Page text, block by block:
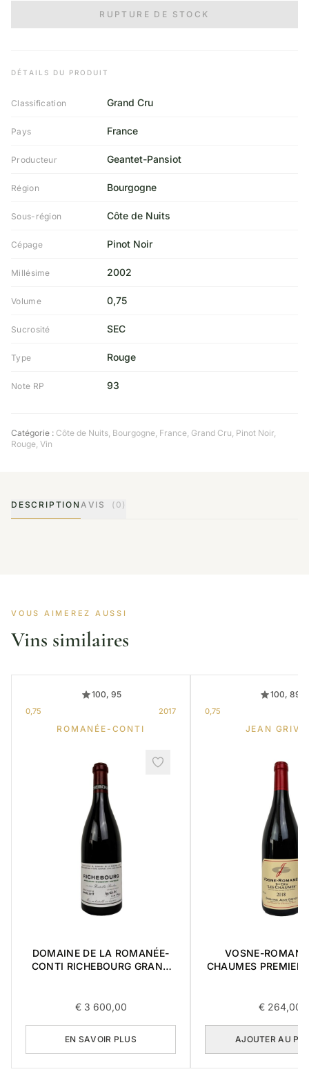
RUPTURE DE STOCK
DÉTAILS DU PRODUIT
Classification Grand Cru
Pays France
Producteur Geantet-Pansiot
Région Bourgogne
Sous-région Côte de Nuits
Cépage Pinot Noir
Millésime 2002
Volume 0,75
Sucrosité SEC
Type Rouge
Note RP 93
Catégorie : Côte de Nuits, Bourgogne, France, Grand Cru, Pinot Noir,
Rouge, Vin
DESCRIPTION AVIS (0)
VOUS AIMEREZ AUSSI
Vins similaires
100, 95
0,75 2017
ROMANÉE-CONTI
DOMAINE DE LA ROMANÉE-
CONTI RICHEBOURG GRAND
€3 600,00
EN SAVOIR PLUS
100, 89
0,75
JEAN
VOSNE-
CHAUMES PREMIER
€ 264,00
AJOUTER AU